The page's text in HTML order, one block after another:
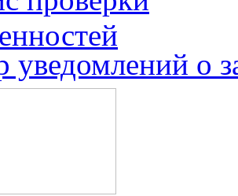
уведомлений о